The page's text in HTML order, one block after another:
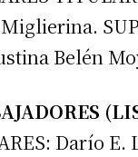
Belén
Darío